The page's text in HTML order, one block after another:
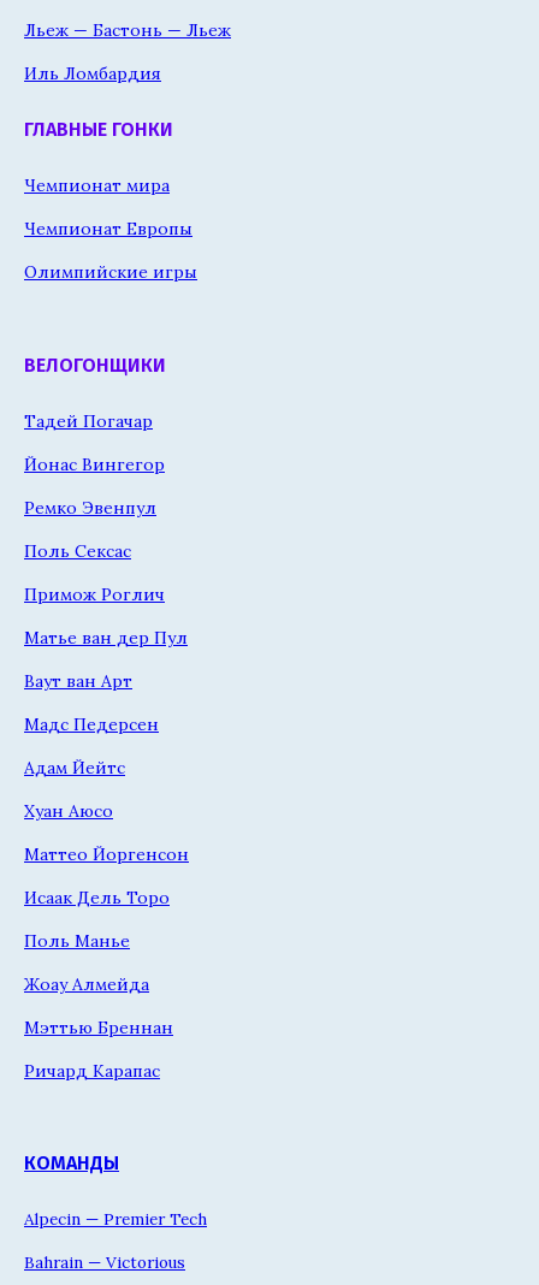
Льеж — Бастонь — Льеж
Иль Ломбардия
ГЛАВНЫЕ ГОНКИ
Чемпионат мира
Чемпионат Европы
Олимпийские игры
ВЕЛОГОНЩИКИ
Тадей Погачар
Йонас Вингегор
Ремко Эвенпул
Поль Сексас
Примож Роглич
Матье ван дер Пул
Ваут ван Арт
Мадс Педерсен
Адам Йейтс
Хуан Аюсо
Маттео Йоргенсон
Исаак Дель Торо
Поль Манье
Жоау Алмейда
Мэттью Бреннан
Ричард Карапас
КОМАНДЫ
Alpecin — Premier Tech
Bahrain — Victorious